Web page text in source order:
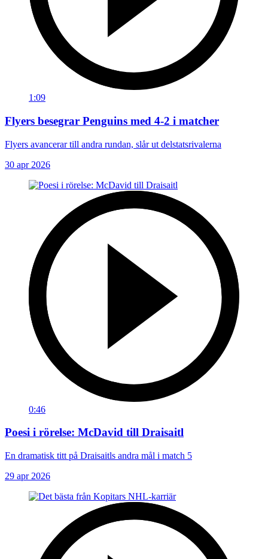
1:09
Flyers besegrar Penguins med 4-2 i matcher
Flyers avancerar till andra rundan, slår ut delstatsrivalerna
30 apr 2026
0:46
Poesi i rörelse: McDavid till Draisaitl
En dramatisk titt på Draisaitls andra mål i match 5
29 apr 2026